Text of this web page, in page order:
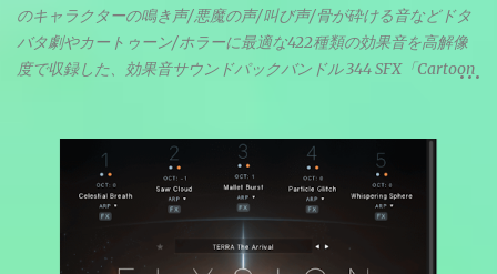
のキャラクターの鳴き声/悪魔の声/叫び声/骨が砕ける音などドタ
バタ劇やカートゥーン/ホラーに最適な422種類の効果音を高解像
度で収録した、効果音サウンドパックバンドル 344 SFX「Cartoon